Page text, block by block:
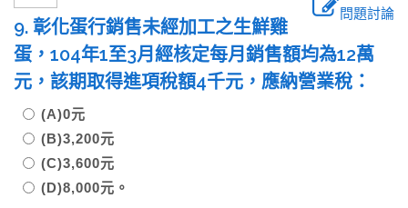
問題討論
9. 彰化蛋行銷售未經加工之生鮮雞
蛋，104年1至3月經核定每月銷售額均為12萬
元，該期取得進項稅額4千元，應納營業稅：
(A)0元
(B)3,200元
(C)3,600元
(D)8,000元。